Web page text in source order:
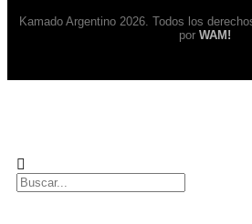
Kamado Argentino 2026. Todos los
por WAM!